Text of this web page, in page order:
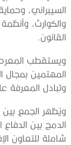
السيبراني،
والكوارث، وأنظمة
القانون.
ويستقطب
المهتمين بمجال
وتبادل
الدمج بين
شاملة للتعاون